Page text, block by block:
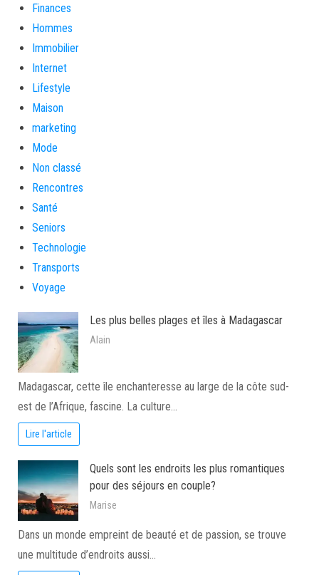
Finances
Hommes
Immobilier
Internet
Lifestyle
Maison
marketing
Mode
Non classé
Rencontres
Santé
Seniors
Technologie
Transports
Voyage
Les plus belles plages et îles à Madagascar
Alain
Madagascar, cette île enchanteresse au large de la côte sud-
est de l’Afrique, fascine. La culture…
Lire l'article
Quels sont les endroits les plus romantiques
pour des séjours en couple?
Marise
Dans un monde empreint de beauté et de passion, se trouve
une multitude d’endroits aussi…